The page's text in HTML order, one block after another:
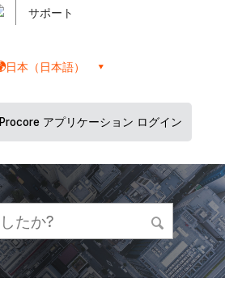
サポート
日本（日本語）
Procore アプリケーション ログイン